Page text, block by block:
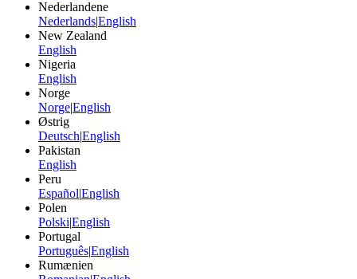
Nederlandene
NederlandsEnglish
New Zealand
English
Nigeria
English
Norge
NorgeEnglish
Østrig
DeutschEnglish
Pakistan
English
Peru
EspañolEnglish
Polen
PolskiEnglish
Portugal
PortuguêsEnglish
Rumænien